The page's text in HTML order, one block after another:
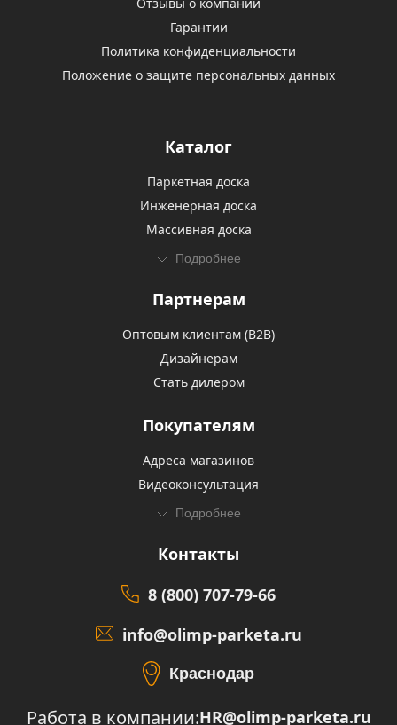
Гарантии
Политика конфиденциальности
Положение о защите персональных данных
Каталог
Паркетная доска
Инженерная доска
Массивная доска
Подробнее
Партнерам
Оптовым клиентам (В2В)
Дизайнерам
Стать дилером
Покупателям
Адреса магазинов
Видеоконсультация
Подробнее
Контакты
8 (800) 707-79-66
info@olimp-parketa.ru
Краснодар
Работа в компании:HR@olimp-parketa.ru